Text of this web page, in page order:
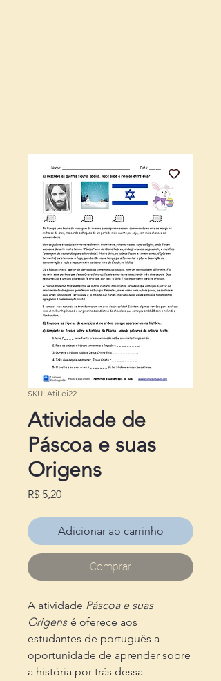
SKU: AtiLei22
Atividade de
Páscoa e suas
Origens
R$ 5,20Preço
Adicionar ao carrinho
Comprar
A atividade Páscoa e suas
Origens é oferece aos
estudantes de português a
oportunidade de aprender sobre
a história por trás dessa